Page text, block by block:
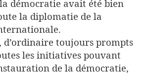
démocratie avait été bien
la diplomatie de la
d’ordinaire toujours prompts
les initiatives pouvant
de la démocratie,